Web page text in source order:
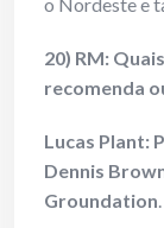
20) RM:
recomenda
Lucas Plant:
Dennis
Groundation.